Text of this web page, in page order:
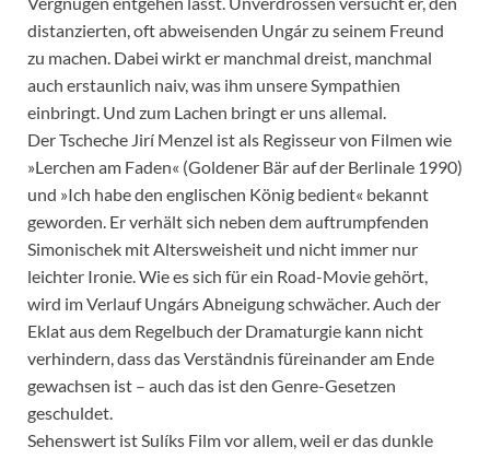
distanzierten, oft abweisenden Ungár zu seinem Freund
zu machen. Dabei wirkt er manchmal dreist, manchmal
auch erstaunlich naiv, was ihm unsere Sympathien
einbringt. Und zum Lachen bringt er uns allemal.
Der Tscheche Jirí Menzel ist als Regisseur von Filmen wie
»Lerchen am Faden« (Goldener Bär auf der Berlinale 1990)
und »Ich habe den englischen König bedient« bekannt
geworden. Er verhält sich neben dem auftrumpfenden
Simonischek mit Altersweisheit und nicht immer nur
leichter Ironie. Wie es sich für ein Road-Movie gehört,
wird im Verlauf Ungárs Abneigung schwächer. Auch der
Eklat aus dem Regelbuch der Dramaturgie kann nicht
verhindern, dass das Verständnis füreinander am Ende
gewachsen ist – auch das ist den Genre-Gesetzen
geschuldet.
Sehenswert ist Sulíks Film vor allem, weil er das dunkle